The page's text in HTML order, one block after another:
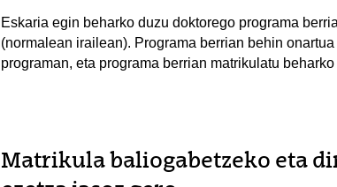
Eskaria egin beharko duzu doktorego programa
(normalean irailean). Programa berrian behin
programan, eta programa berrian matrikulatu beharko
Matrikula baliogabetzeko eta